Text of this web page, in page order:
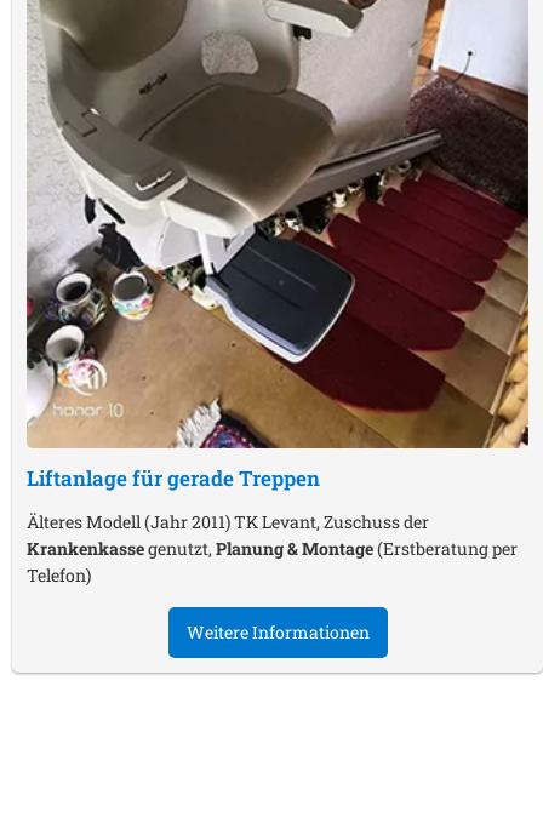
Liftanlage für gerade Treppen
Älteres Modell (Jahr 2011) TK Levant, Zuschuss der
Krankenkassegenutzt,Planung & Montage(Erstberatung per
Telefon)
Weitere Informationen